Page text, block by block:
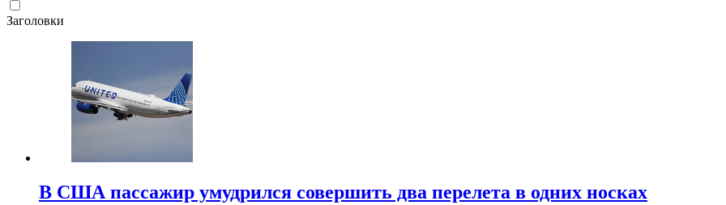
Заголовки
В США пассажир умудрился совершить два перелета в одних носках